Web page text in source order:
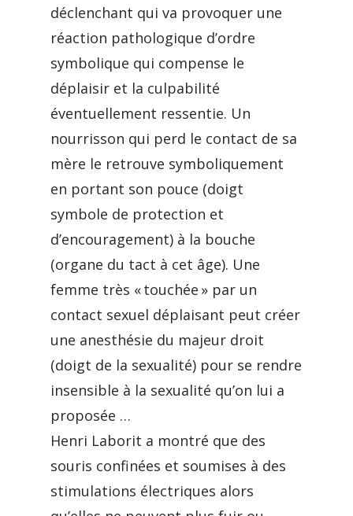
déclenchant qui va provoquer une
réaction pathologique d’ordre
symbolique qui compense le
déplaisir et la culpabilité
éventuellement ressentie. Un
nourrisson qui perd le contact de sa
mère le retrouve symboliquement
en portant son pouce (doigt
symbole de protection et
d’encouragement) à la bouche
(organe du tact à cet âge). Une
femme très « touchée » par un
contact sexuel déplaisant peut créer
une anesthésie du majeur droit
(doigt de la sexualité) pour se rendre
insensible à la sexualité qu’on lui a
proposée …
Henri Laborit a montré que des
souris confinées et soumises à des
stimulations électriques alors